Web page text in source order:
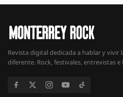
Revista digital dedicada a hablar y vivir
diferente. Rock, festivales, entrevistas e